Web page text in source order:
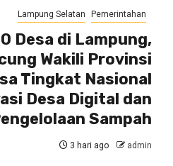
Lampung Selatan Pemerintahan
Desa di Lampung,
Wakili Provinsi
Tingkat Nasional
Desa Digital dan
Sampah
3 hari ago admin